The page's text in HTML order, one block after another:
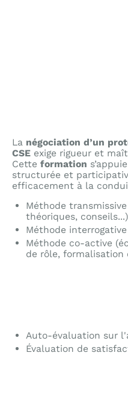
La négociation d’un
CSEexige rigueur et
Cette formation
structurée et
efficacement à la
Méthode
théoriques, conseils...)
Méthode interrogative
Méthode co-active
de rôle, formalisation
Auto-évaluation sur
Évaluation de